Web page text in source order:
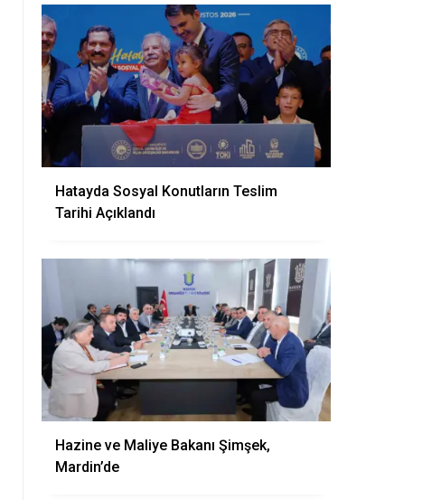
Hatayda Sosyal Konutların Teslim
Tarihi Açıklandı
Hazine ve Maliye Bakanı Şimşek,
Mardin’de